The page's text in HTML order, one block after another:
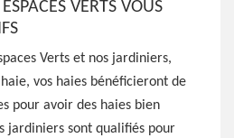
VERTS VOUS
Verts et nos jardiniers,
vos haies bénéficieront de
pour avoir des haies bien
jardiniers sont qualifiés pour